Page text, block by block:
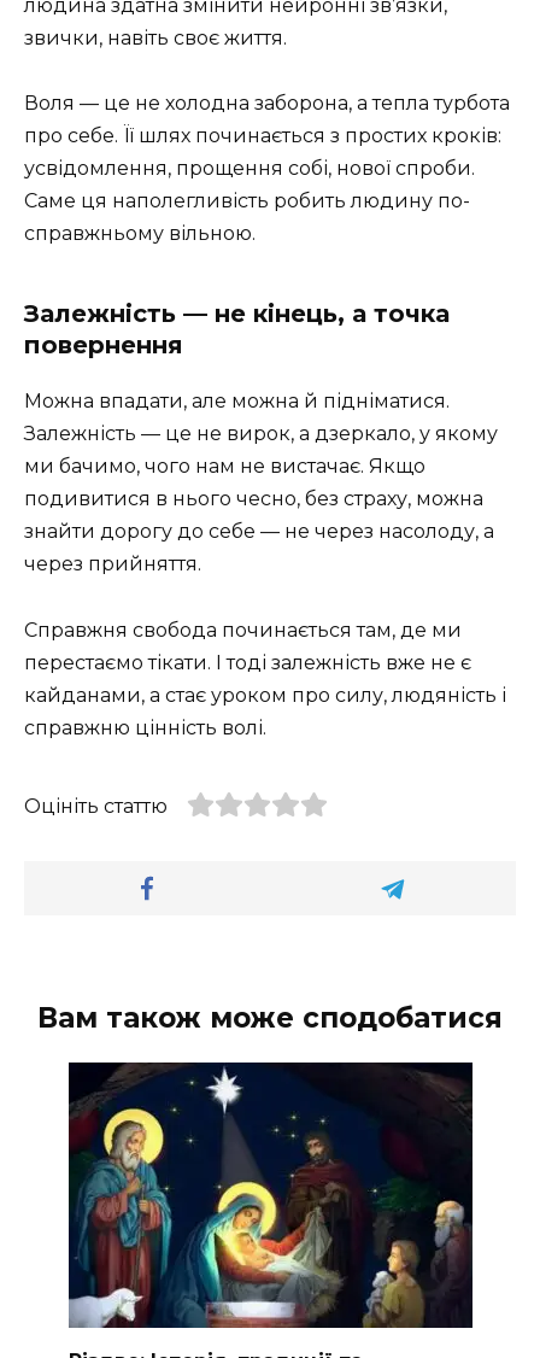
людина здатна змінити нейронні зв’язки,
звички, навіть своє життя.
Воля — це не холодна заборона, а тепла турбота
про себе. Її шлях починається з простих кроків:
усвідомлення, прощення собі, нової спроби.
Саме ця наполегливість робить людину по-
справжньому вільною.
Залежність — не кінець, а точка
повернення
Можна впадати, але можна й підніматися.
Залежність — це не вирок, а дзеркало, у якому
ми бачимо, чого нам не вистачає. Якщо
подивитися в нього чесно, без страху, можна
знайти дорогу до себе — не через насолоду, а
через прийняття.
Справжня свобода починається там, де ми
перестаємо тікати. І тоді залежність вже не є
кайданами, а стає уроком про силу, людяність і
справжню цінність волі.
Оцініть статтю
Вам також може сподобатися